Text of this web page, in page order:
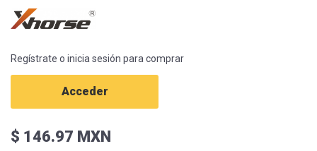
Regístrate o inicia sesión para comprar
Acceder
$ 146.97 MXN